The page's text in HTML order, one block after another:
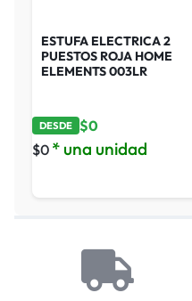
ESTUFA ELECTRICA 2
PUESTOS ROJA HOME
ELEMENTS 003LR
DESDE $0
$0 * una unidad